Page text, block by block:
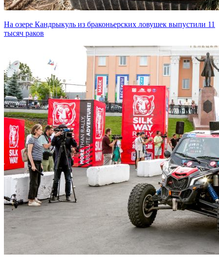
На озере Кандрыкуль из браконьерских ловушек выпустили 11
тысяч раков